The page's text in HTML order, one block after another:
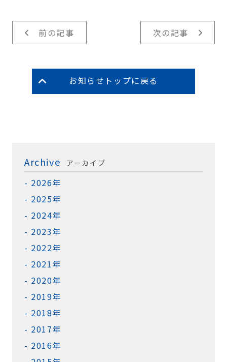
前の記事 次の記事
お知らせトップに戻る
Archive アーカイブ
2026年
2025年
2024年
2023年
2022年
2021年
2020年
2019年
2018年
2017年
2016年